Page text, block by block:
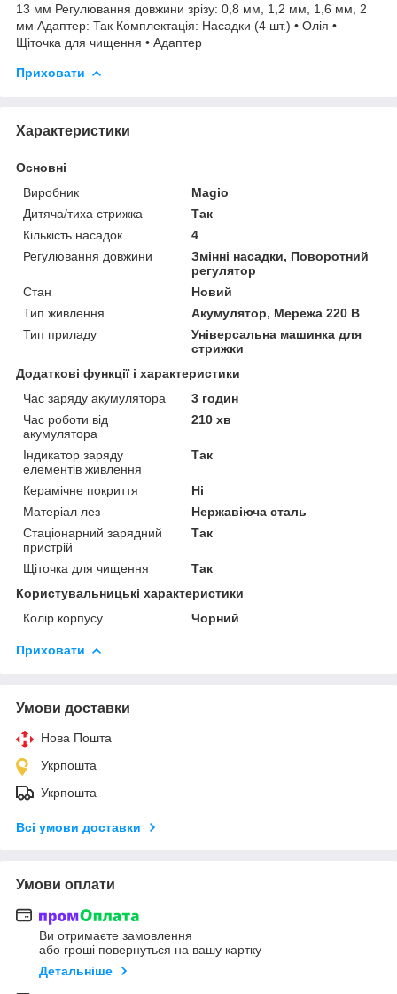
13 мм Регулювання довжини зрізу: 0,8 мм, 1,2 мм, 1,6 мм, 2
мм Адаптер: Так Комплектація: Насадки (4 шт.) • Олія •
Щіточка для чищення • Адаптер
Приховати
Характеристики
Основні
Виробник
Magio
Дитяча/тиха стрижка
Так
Кількість насадок
4
Регулювання довжини
Змінні насадки, Поворотний
регулятор
Стан
Новий
Тип живлення
Акумулятор, Мережа 220 В
Тип приладу
Універсальна машинка для
стрижки
Додаткові функції і характеристики
Час заряду акумулятора
3 годин
Час роботи від
акумулятора
210 хв
Індикатор заряду
елементів живлення
Так
Керамічне покриття
Ні
Матеріал лез
Нержавіюча сталь
Стаціонарний зарядний
пристрій
Так
Щіточка для чищення
Так
Користувальницькі характеристики
Колір корпусу
Чорний
Приховати
Умови доставки
Нова Пошта
Укрпошта
Укрпошта
Всі умови доставки
Умови оплати
Ви отримаєте замовлення
або гроші повернуться на вашу картку
Детальніше